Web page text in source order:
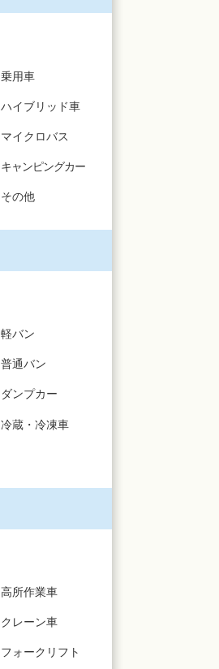
乗用車
ハイブリッド車
マイクロバス
キャンピングカー
その他
軽バン
普通バン
ダンプカー
冷蔵・冷凍車
高所作業車
クレーン車
フォークリフト